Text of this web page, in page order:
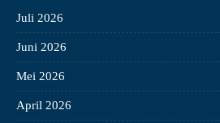
Juli 2026
Juni 2026
Mei 2026
April 2026